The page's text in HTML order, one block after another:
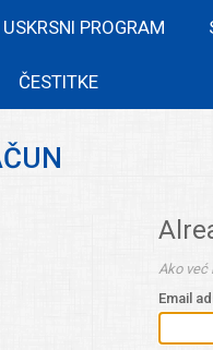
USKRSNI PROGRAM
ČESTITKE
Ako već
Email